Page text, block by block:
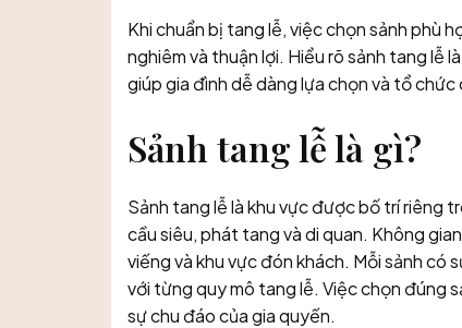
Khi chuẩn bị tang lễ, việc chọn sảnh phù
nghiêm và thuận lợi. Hiểu rõ sảnh tang lễ
giúp gia đình dễ dàng lựa chọn và tổ chức
Sảnh tang lễ là gì?
Sảnh tang lễ là khu vực được bố trí riêng
cầu siêu, phát tang và di quan. Không
viếng và khu vực đón khách. Mỗi sảnh có
với từng quy mô tang lễ. Việc chọn đúng
sự chu đáo của gia quyến.